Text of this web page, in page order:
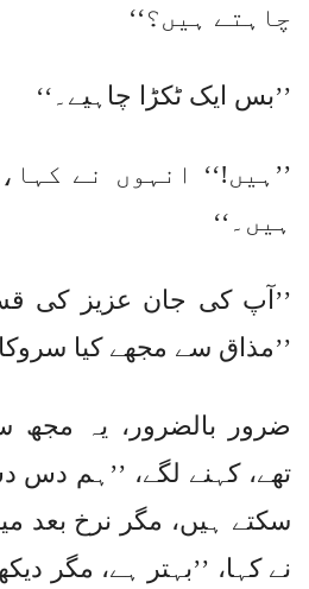
چاہتے ہیں؟‘‘
’’بس ایک ٹکڑا چاہیے۔‘‘
’’ہیں!‘‘ انہوں نے
ہیں۔‘‘
’’آپ کی جان عزیز کی
’’مذاق سے مجھے کیا
ضرور بالضرور، یہ مجھ
تھے، کہنے لگے، ’’ہم
سکتے ہیں، مگر نرخ بعد
نے کہا، ’’بہتر ہے، مگر